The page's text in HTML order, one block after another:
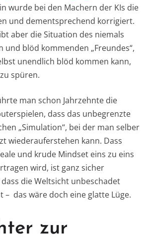
wurde bei den Machern der KIs die
und dementsprechend korrigiert.
aber die Situation des niemals
und blöd kommenden „Freundes“,
unendlich blöd kommen kann,
spüren.
man schon Jahrzehnte die
dass das unbegrenzte
„Simulation“, bei der man selber
wiederauferstehen kann. Dass
und krude Mindset eins zu eins
wird, ist ganz sicher
die Weltsicht unbeschadet
– das wäre doch eine glatte Lüge.
zur